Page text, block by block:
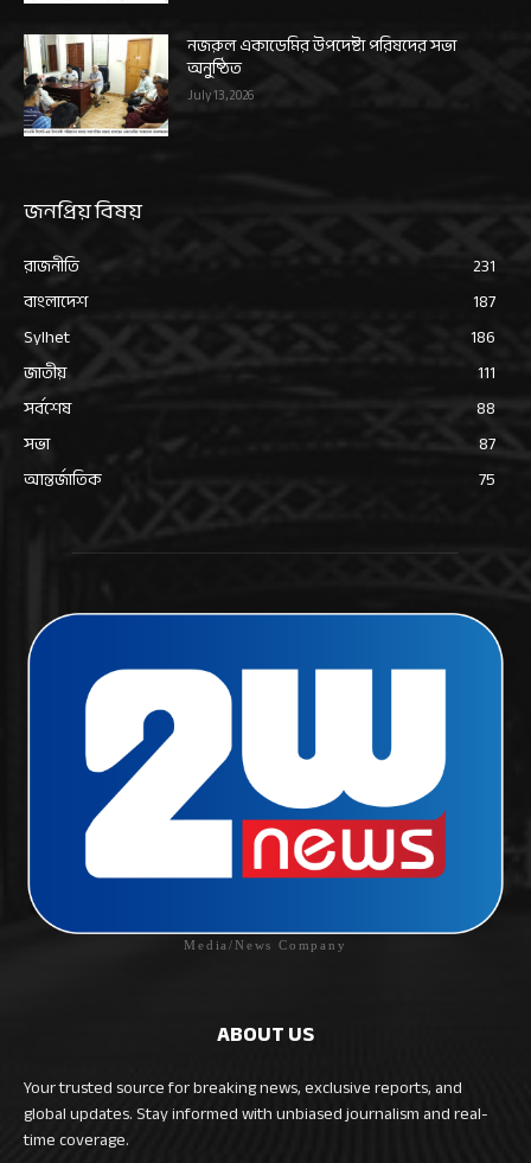
নজরুল একাডেমির উপদেষ্টা পরিষদের সভা
অনুষ্ঠিত
July 13, 2026
জনপ্রিয় বিষয়
রাজনীতি
231
বাংলাদেশ
187
Sylhet
186
জাতীয়
111
সর্বশেষ
88
সভা
87
আন্তর্জাতিক
75
Media/News Company
ABOUT US
Your trusted source for breaking news, exclusive reports, and
global updates. Stay informed with unbiased journalism and real-
time coverage.